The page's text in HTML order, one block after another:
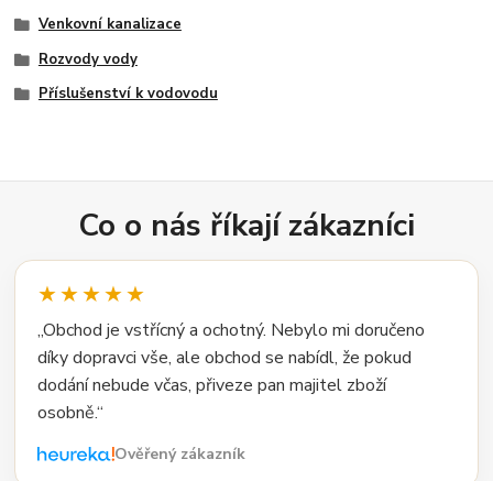
Venkovní kanalizace
Rozvody vody
Příslušenství k vodovodu
Co o nás říkají zákazníci
★★★★★
„Obchod je vstřícný a ochotný. Nebylo mi doručeno
díky dopravci vše, ale obchod se nabídl, že pokud
dodání nebude včas, přiveze pan majitel zboží
osobně.“
Ověřený zákazník